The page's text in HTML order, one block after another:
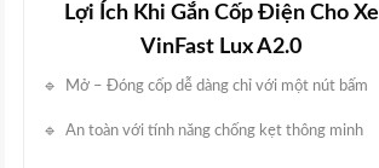
Lợi Ích Khi Gắn Cốp Điện Cho Xe
VinFast Lux A2.0
🔹 Mở – Đóng cốp dễ dàng chỉ với một nút bấm
🔹 An toàn với tính năng chống kẹt thông minh